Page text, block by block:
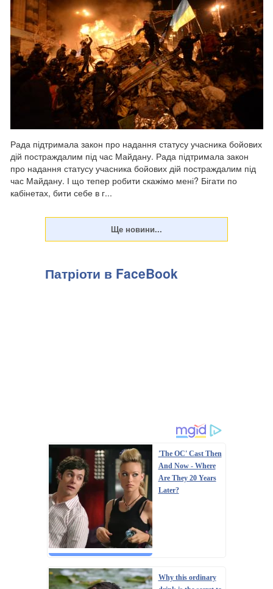
Рада підтримала закон про надання статусу учасника бойових
дій постраждалим під час Майдану. Рада підтримала закон
про надання статусу учасника бойових дій постраждалим під
час Майдану. І що тепер робити скажімо мені? Бігати по
кабінетах, бити себе в г...
Патріоти в FaceBook
'The OC' Cast Then
And Now - Where
Are They 20 Years
Later?
Why this ordinary